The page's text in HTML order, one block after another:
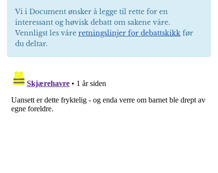
Vi i Document ønsker å legge til rette for en
interessant og høvisk debatt om sakene våre.
Vennligst les våre retningslinjer for debattskikk før
du deltar.